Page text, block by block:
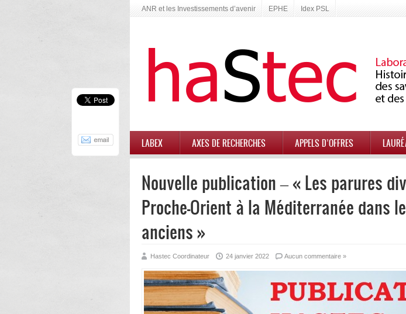
ANR et les Investissements d’avenir EPHE Idex PSL
LABEX AXES DE RECHERCHES APPELS D’OFFRES
Nouvelle publication – « Les parures
Proche-Orient à la Méditerranée dans
anciens »
Hastec Coordinateur 24 janvier 2022 Aucun commentaire »